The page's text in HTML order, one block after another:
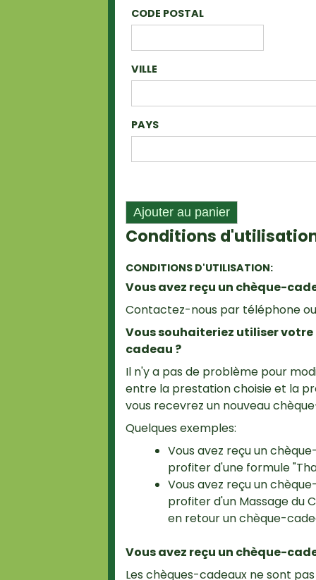
CODE POSTAL
VILLE
PAYS
Conditions
CONDITIONS D'UTILISATION:
Vous avez reçu un chèque-
Contactez-nous par téléphone
Vous souhaiteriez utiliser
cadeau ?
Il n'y a pas de problème pour
entre la prestation choisie et la
vous recevrez un nouveau
Quelques exemples:
Vous avez reçu un
profiter d'une formule
Vous avez reçu un
profiter d'un Massage du
en retour un chèque-
Vous avez reçu un chèque-
Les chèques-cadeaux ne sont